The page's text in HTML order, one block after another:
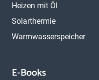
Heizen mit Öl
Solarthermie
Warmwasserspeicher
E-Books